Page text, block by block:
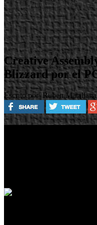
Creative
Blizzard por el
Escrito por Ruben
Kieran Bridgen, jefe de